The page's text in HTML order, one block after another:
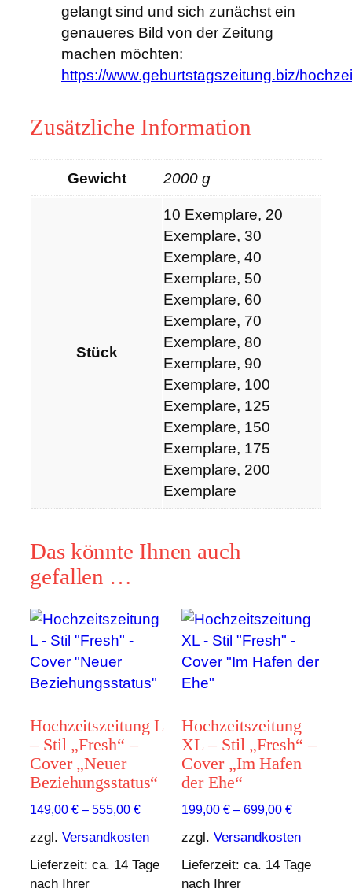
gelangt sind und sich zunächst ein
genaueres Bild von der Zeitung
machen möchten:
https://www.geburtstagszeitung.biz/
Zusätzliche Information
Gewicht 2000 g
Stück
10 Exemplare, 20
Exemplare, 30
Exemplare, 40
Exemplare, 50
Exemplare, 60
Exemplare, 70
Exemplare, 80
Exemplare, 90
Exemplare, 100
Exemplare, 125
Exemplare, 150
Exemplare, 175
Exemplare, 200
Exemplare
Das könnte Ihnen auch
gefallen …
Hochzeitszeitung L
– Stil „Fresh“ –
Cover „Neuer
Beziehungsstatus“
149,00 € – 555,00 €
zzgl. Versandkosten
Lieferzeit: ca. 14 Tage
nach Ihrer
Hochzeitszeitung
XL – Stil „Fresh“ –
Cover „Im Hafen
der Ehe“
199,00€ –699,00€
zzgl.Versandkosten
Lieferzeit:ca. 14 Tage
nach Ihrer